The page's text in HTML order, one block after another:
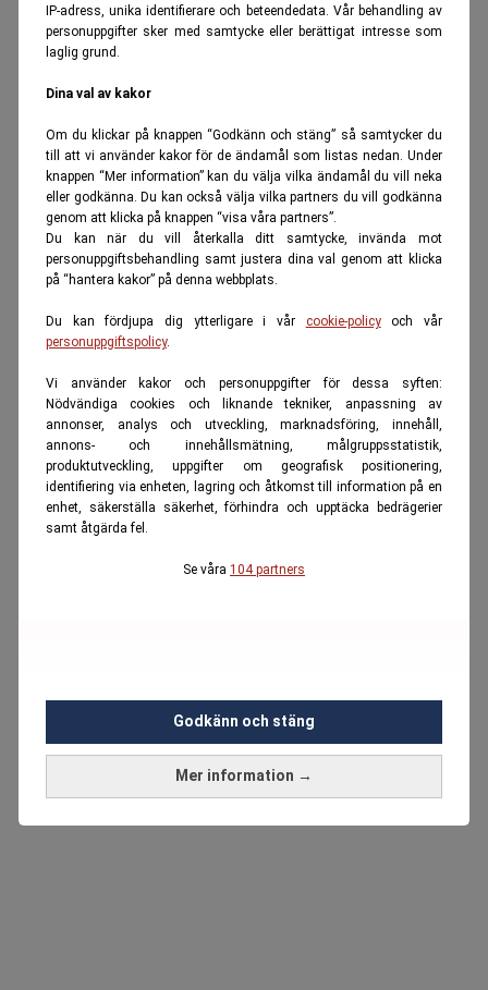
IP-adress, unika identifierare och beteendedata. Vår behandling av
personuppgifter sker med samtycke eller berättigat intresse som
laglig grund.
Dina val av kakor
Om du klickar på knappen “Godkänn och stäng” så samtycker du
till att vi använder kakor för de ändamål som listas nedan. Under
knappen “Mer information” kan du välja vilka ändamål du vill neka
eller godkänna. Du kan också välja vilka partners du vill godkänna
genom att klicka på knappen “visa våra partners”.
Du kan när du vill återkalla ditt samtycke, invända mot
personuppgiftsbehandling samt justera dina val genom att klicka
på “hantera kakor” på denna webbplats.
Du kan fördjupa dig ytterligare i vår cookie-policyoch vår
personuppgiftspolicy.
Vi använder kakor och personuppgifter för dessa syften:
Nödvändiga cookies och liknande tekniker, anpassning av
annonser, analys och utveckling, marknadsföring, innehåll,
annons- och innehållsmätning, målgruppsstatistik,
produktutveckling, uppgifter om geografisk positionering,
identifiering via enheten, lagring och åtkomst till information på en
enhet, säkerställa säkerhet, förhindra och upptäcka bedrägerier
samt åtgärda fel.
Se våra 104 partners
Mer information →
Godkänn och stäng